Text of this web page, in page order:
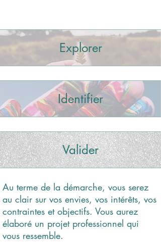
Explorer
Identifier
Valider
Au terme de la démarche, vous serez
au clair sur vos envies, vos intérêts, vos
contraintes et objectifs. Vous aurez
élaboré un projet professionnel qui
vous ressemble.